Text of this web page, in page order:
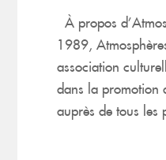
À propos
1989,
association
dans la promotion
auprès de tous